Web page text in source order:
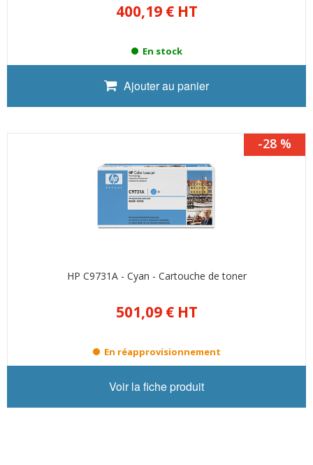
HT
400,19 €
En stock
Ajouter au panier
-28 %
HP C9731A - Cyan - Cartouche de toner
HT
501,09 €
En réapprovisionnement
Voir la fiche produit